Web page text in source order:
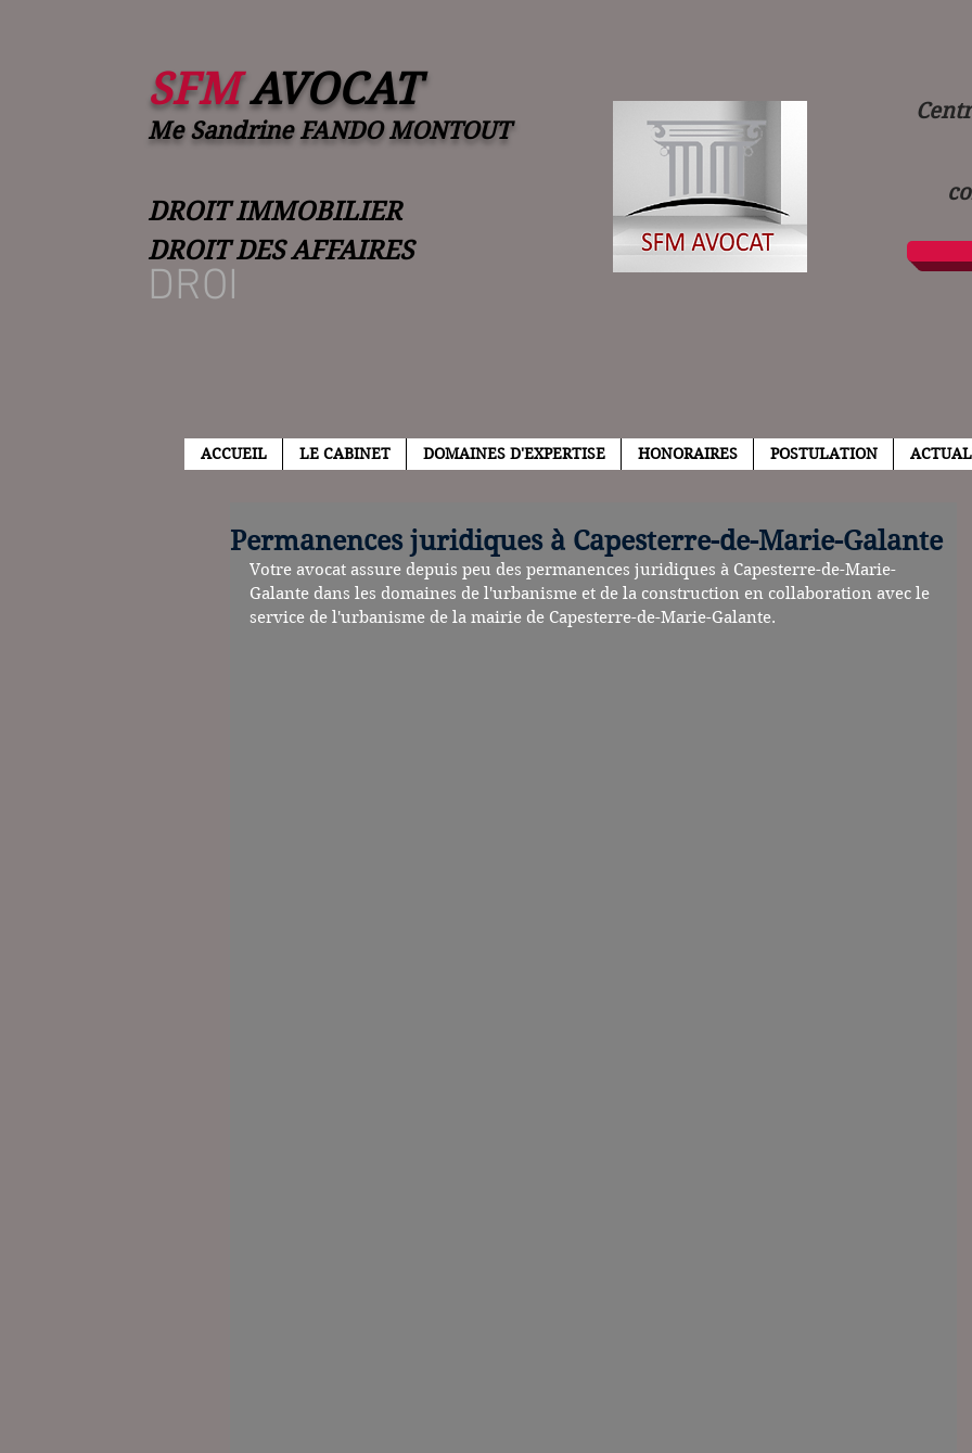
SFMAVOCAT
Me Sandrine FANDO MONTOUT
DROIT IMMOBILIER
DROIT DES AFFAIRES
DROI
ACCUEIL LE CABINET DOMAINES D'EXPERTISE HONORAIRES POSTULATION
Permanences juridiques à Capesterre-de-Marie-Galante
Votre avocat assure depuis peu des permanences juridiques à Capesterre-de-Marie-
Galante dans les domaines de l'urbanisme et de la construction en collaboration avec le
service de l'urbanisme de la mairie de Capesterre-de-Marie-Galante.